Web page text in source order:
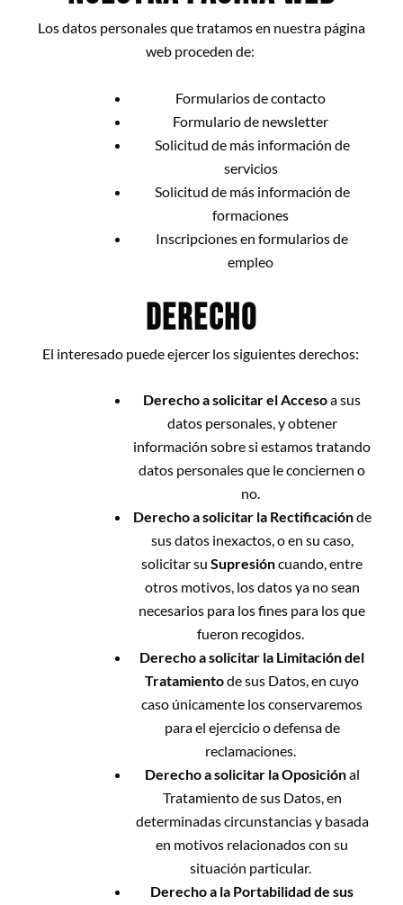
Los datos personales que tratamos en nuestra página
web proceden de:
Formularios de contacto
Formulario de newsletter
Solicitud de más información de
servicios
Solicitud de más información de
formaciones
Inscripciones en formularios de
empleo
DERECHO
El interesado puede ejercer los siguientes derechos:
Derecho a solicitar el Accesoa sus
datos personales, y obtener
información sobre si estamos tratando
datos personales que le conciernen o
no.
Derecho a solicitar la Rectificaciónde
sus datos inexactos, o en su caso,
solicitar su Supresióncuando, entre
otros motivos, los datos ya no sean
necesarios para los fines para los que
fueron recogidos.
Derecho a solicitar la Limitación del
Tratamientode sus Datos, en cuyo
caso únicamente los conservaremos
para el ejercicio o defensa de
reclamaciones.
Derecho a solicitar la Oposiciónal
Tratamiento de sus Datos, en
determinadas circunstancias y basada
en motivos relacionados con su
situación particular.
Derecho a la Portabilidad de sus